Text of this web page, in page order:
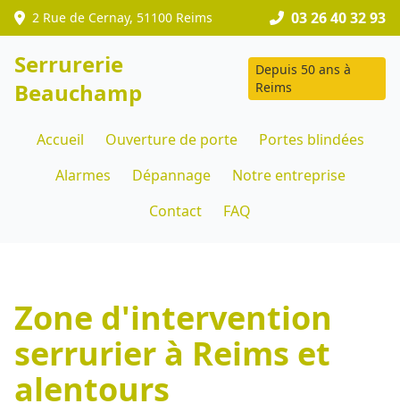
2 Rue de Cernay, 51100 Reims 03 26 40 32 93
Serrurerie
Beauchamp
Depuis 50 ans à
Reims
Accueil Ouverture de porte
Portes blindées
Alarmes
Dépannage
Notre entreprise
Contact
FAQ
Zone d'intervention
serrurier à Reims et
alentours